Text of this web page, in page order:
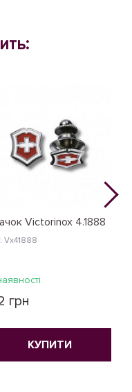
Victorinox 4.1888
Vx41888
грн
КУПИТИ